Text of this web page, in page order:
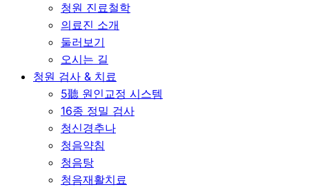
청원 진료철학
의료진 소개
둘러보기
오시는 길
청원 검사 & 치료
5聽 원인교정 시스템
16종 정밀 검사
청신경추나
청음약침
청음탕
청음재활치료